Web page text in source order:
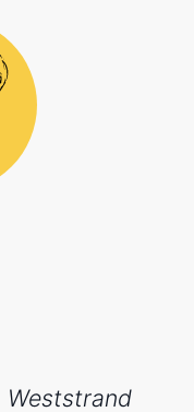
Weststrand